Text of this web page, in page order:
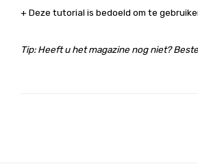
+ Deze tutorial is bedoeld om te
Tip: Heeft u het magazine nog niet?